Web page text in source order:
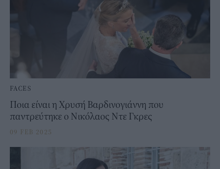
FACES
Ποια είναι η Χρυσή Βαρδινογιάννη που
παντρεύτηκε ο Νικόλαος Ντε Γκρες
09 FEB 2025